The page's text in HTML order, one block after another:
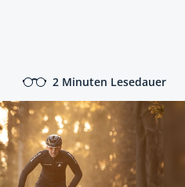
2 Minuten Lesedauer